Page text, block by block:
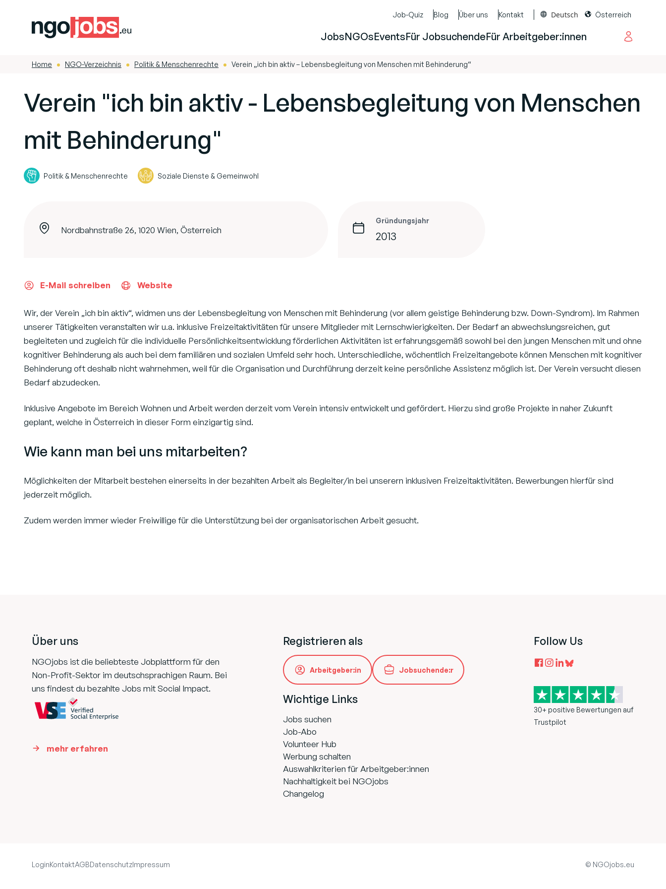
Job-Quiz Blog Über uns Kontakt Deutsch Österreich
JobsNGOsEventsFür JobsuchendeFür Arbeitgeber:innen
Home
-
NGO-Verzeichnis
-
Politik & Menschenrechte
-
Verein „ich bin aktiv – Lebensbegleitung von Menschen mit Behinderung“
Verein "ich bin aktiv - Lebensbegleitung von Menschen
mit Behinderung"
Politik & Menschenrechte Soziale Dienste & Gemeinwohl
Nordbahnstraße 26, 1020 Wien, Österreich
Gründungsjahr
2013
E-Mail schreiben Website
Wir, der Verein „ich bin aktiv“, widmen uns der Lebensbegleitung von Menschen mit Behinderung (vor allem geistige Behinderung bzw. Down-Syndrom). Im Rahmen
unserer Tätigkeiten veranstalten wir u.a. inklusive Freizeitaktivitäten für unsere Mitglieder mit Lernschwierigkeiten. Der Bedarf an abwechslungsreichen, gut
begleiteten und zugleich für die individuelle Persönlichkeitsentwicklung förderlichen Aktivitäten ist erfahrungsgemäß sowohl bei den jungen Menschen mit und ohne
kognitiver Behinderung als auch bei dem familiären und sozialen Umfeld sehr hoch. Unterschiedliche, wöchentlich Freizeitangebote können Menschen mit kognitiver
Behinderung oft deshalb nicht wahrnehmen, weil für die Organisation und Durchführung derzeit keine persönliche Assistenz möglich ist. Der Verein versucht diesen
Bedarf abzudecken.
Inklusive Angebote im Bereich Wohnen und Arbeit werden derzeit vom Verein intensiv entwickelt und gefördert. Hierzu sind große Projekte in naher Zukunft
geplant, welche in Österreich in dieser Form einzigartig sind.
Wie kann man bei uns mitarbeiten?
Möglichkeiten der Mitarbeit bestehen einerseits in der bezahlten Arbeit als Begleiter/in bei unserern inklusiven Freizeitaktivitäten. Bewerbungen hierfür sind
jederzeit möglich.
Zudem werden immer wieder Freiwillige für die Unterstützung bei der organisatorischen Arbeit gesucht.
Über uns
NGOjobs ist die beliebteste Jobplattform für den
Non-Profit-Sektor im deutschsprachigen Raum. Bei
uns findest du bezahlte Jobs mit Social Impact.
mehr erfahren
Registrieren als
Arbeitgeber:in Jobsuchende:r
Wichtige Links
Jobs suchen
Job-Abo
Volunteer Hub
Werbung schalten
Auswahlkriterien für Arbeitgeber:innen
Nachhaltigkeit bei NGOjobs
Changelog
Follow Us
30+ positive Bewertungen auf
Trustpilot
LoginKontaktAGBDatenschutzImpressum © NGOjobs.eu